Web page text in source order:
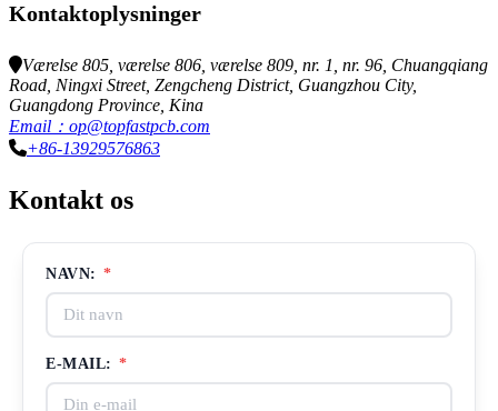
Kontaktoplysninger
Værelse 805, værelse 806, værelse 809, nr. 1, nr. 96, Chuangqiang
Road, Ningxi Street, Zengcheng District, Guangzhou City,
Guangdong Province, Kina
Email：op@topfastpcb.com
+86-13929576863
Kontakt os
NAVN: *
E-MAIL: *